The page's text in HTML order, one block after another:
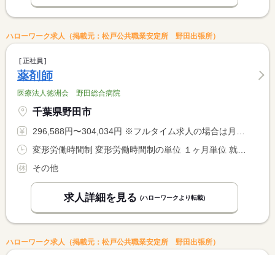
ハローワーク求人（掲載元：松戸公共職業安定所 野田出張所）
正社員
薬剤師
医療法人徳洲会 野田総合病院
千葉県野田市
296,588円〜304,034円 ※フルタイム求人の場合は月額（換算額）、パート求人の場合は時間額を表示しています。
その他
求人詳細を見る (ハローワークより転載)
ハローワーク求人（掲載元：松戸公共職業安定所 野田出張所）